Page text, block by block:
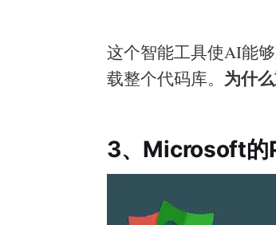
这个智能工具使AI能
载整个代码库。 为什
3、Microsoft的